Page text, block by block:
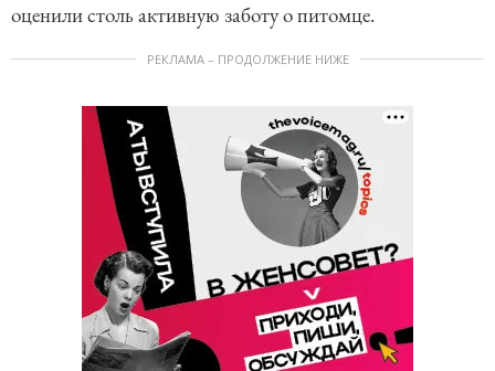
оценили столь активную заботу о питомце.
РЕКЛАМА – ПРОДОЛЖЕНИЕ НИЖЕ